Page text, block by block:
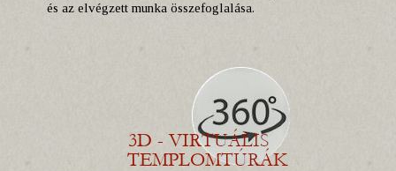
és az elvégzett munka összefoglalása.